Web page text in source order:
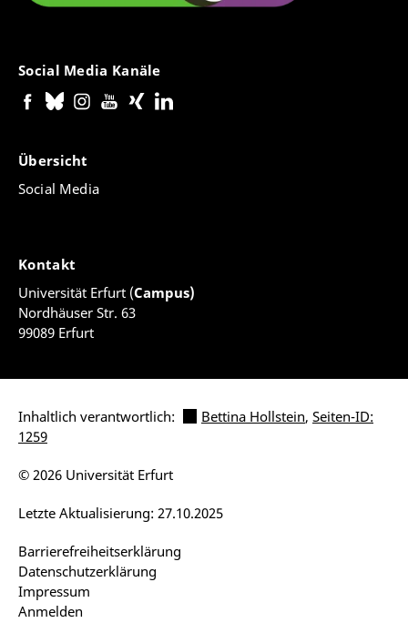
Social Media Kanäle
Übersicht
Social Media
Kontakt
Universität Erfurt (Campus)
Nordhäuser Str. 63
99089 Erfurt
Inhaltlich verantwortlich: Bettina Hollstein, Seiten-ID:
1259
Barrierefreiheitserklärung
Datenschutzerklärung
Impressum
Anmelden
Letzte Aktualisierung: 27.10.2025
© 2026 Universität Erfurt